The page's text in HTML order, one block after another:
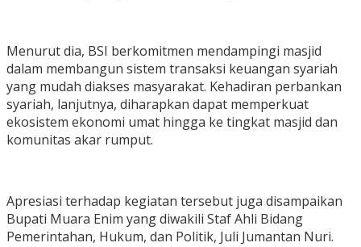
Menurut dia, BSI berkomitmen mendampingi masjid
dalam membangun sistem transaksi keuangan syariah
yang mudah diakses masyarakat. Kehadiran perbankan
syariah, lanjutnya, diharapkan dapat memperkuat
ekosistem ekonomi umat hingga ke tingkat masjid dan
komunitas akar rumput.
Apresiasi terhadap kegiatan tersebut juga disampaikan
Bupati Muara Enim yang diwakili Staf Ahli Bidang
Pemerintahan, Hukum, dan Politik, Juli Jumantan Nuri.